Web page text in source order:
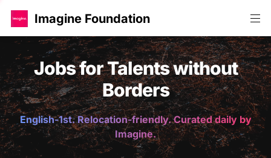
Imagine Foundation
Jobs for Talents without
Borders
English-1st. Relocation-friendly. Curated daily by
Imagine.